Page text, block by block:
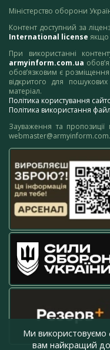
Міністерство оборони
Контент доступний за
International license якщо
При використанні
armyinform.com.ua
обов’язковим є
відкритого для
матеріал.
Політика користування
Політика використання
Зауваження та
Ми використовуємо
вам найкращий